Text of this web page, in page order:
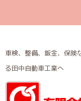
車検、整備、鈑金、保険
る田中自動車工業へ